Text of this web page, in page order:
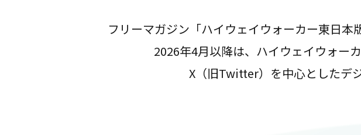
フリーマガジン「ハイウェイウォーカー東日
2026年4月以降は、ハイウェイウォー
X（旧Twitter）を中心としたデ